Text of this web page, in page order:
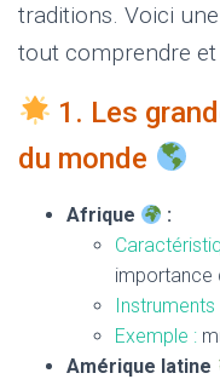
traditions. Voici
tout comprendre
1. Les
du monde
Afrique
:
importance
Instruments
Exemple :
Amérique latine